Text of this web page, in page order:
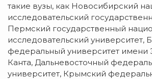
такие вузы, как Новосибирский
исследовательский
Пермский государственный
исследовательский университет,
федеральный университет имени
Канта, Дальневосточный
университет, Крымский